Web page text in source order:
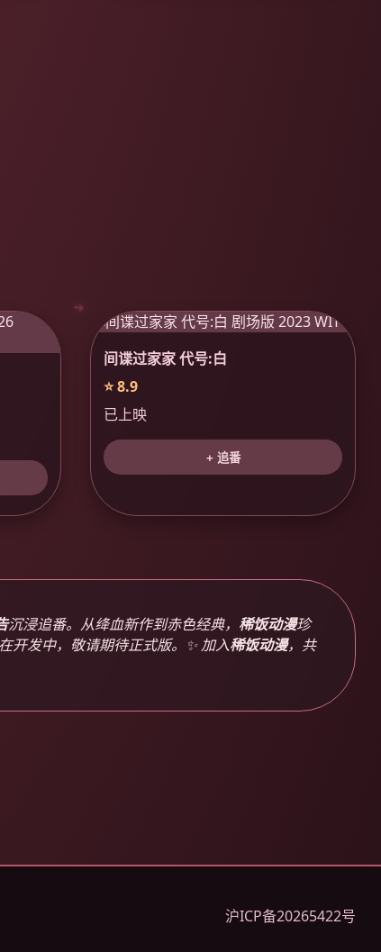
间谍过家家 代号:白
⭐ 8.9
已上映
+ 追番
沉浸追番。从绛血新作到赤色经典， 稀饭动漫珍
开发中，敬请期待正式版。✨ 加入稀饭动漫，共
沪ICP备20265422号